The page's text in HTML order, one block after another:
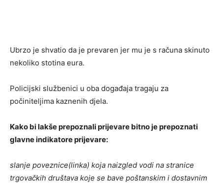
Ubrzo je shvatio da je prevaren jer mu je s računa skinuto
nekoliko stotina eura.
Policijski službenici u oba događaja tragaju za
počiniteljima kaznenih djela.
Kako bi lakše prepoznali prijevare bitno je prepoznati
glavne indikatore prijevare:
slanje poveznice(linka) koja naizgled vodi na stranice
trgovačkih društava koje se bave poštanskim i dostavnim